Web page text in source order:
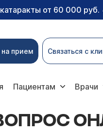
от 60 000 руб.
на прием Связаться с
Пациентам Врачи